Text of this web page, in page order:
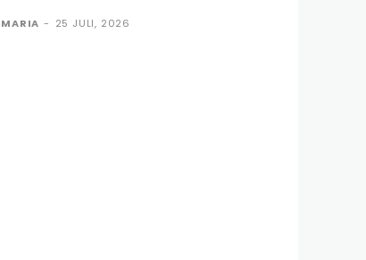
MARIA - 25 JULI, 2026